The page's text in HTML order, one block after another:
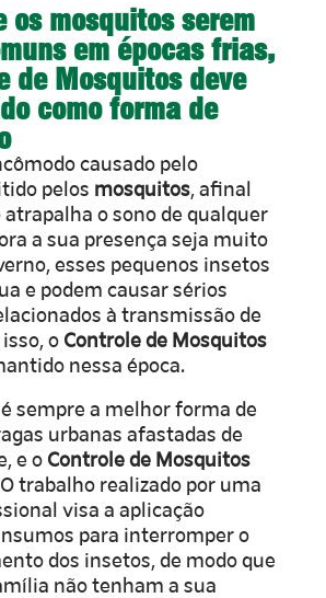
os mosquitos serem
em épocas frias,
de Mosquitos deve
como forma de
causado pelo
pelos mosquitos, afinal
atrapalha o sono de qualquer
a sua presença seja muito
esses pequenos insetos
e podem causar sérios
à transmissão de
o Controle de Mosquitos
nessa época.
sempre a melhor forma de
urbanas afastadas de
e o Controle de Mosquitos
trabalho realizado por uma
visa a aplicação
para interromper o
dos insetos, de modo que
não tenham a sua